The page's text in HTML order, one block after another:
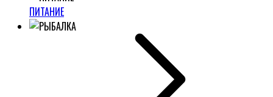
ПИТАНИЕ